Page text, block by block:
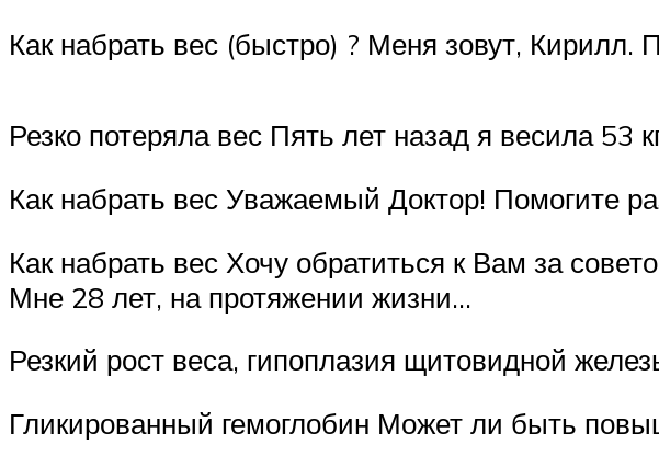
Как набрать вес (быстро) ? Меня зовут, Кирилл.
Резко потеряла вес Пять лет назад я весила 53
Как набрать вес Уважаемый Доктор! Помогите
Как набрать вес Хочу обратиться к Вам за
Мне 28 лет, на протяжении жизни…
Резкий рост веса, гипоплазия щитовидной
Гликированный гемоглобин Может ли быть